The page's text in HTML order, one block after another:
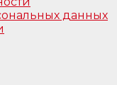
данных